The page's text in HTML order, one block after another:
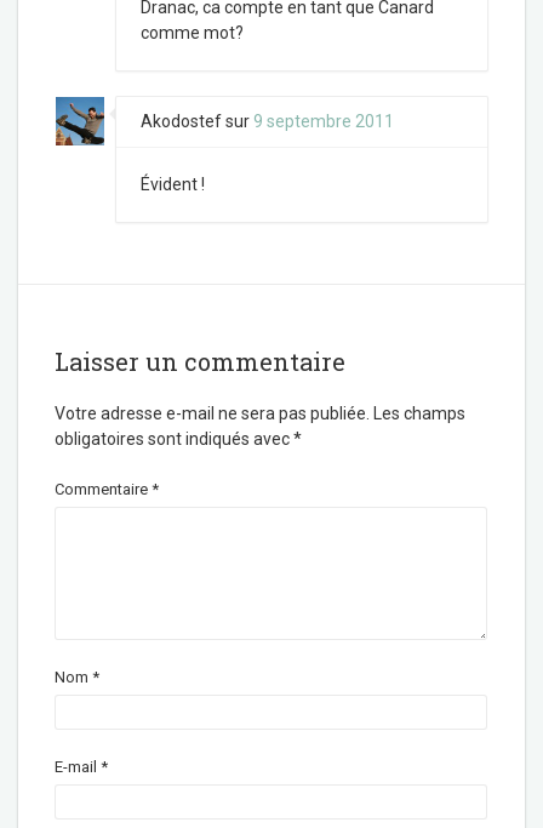
Dranac, ca compte en tant que Canard
comme mot?
Akodostefsur 9 septembre 2011
Évident !
Laisser un commentaire
Votre adresse e-mail ne sera pas publiée.
Les champs
obligatoires sont indiqués avec*
Commentaire *
Nom *
E-mail *